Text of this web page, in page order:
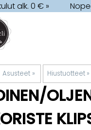
alk. 0 € »
Asusteet ‪» Hiustuotteet ‪»